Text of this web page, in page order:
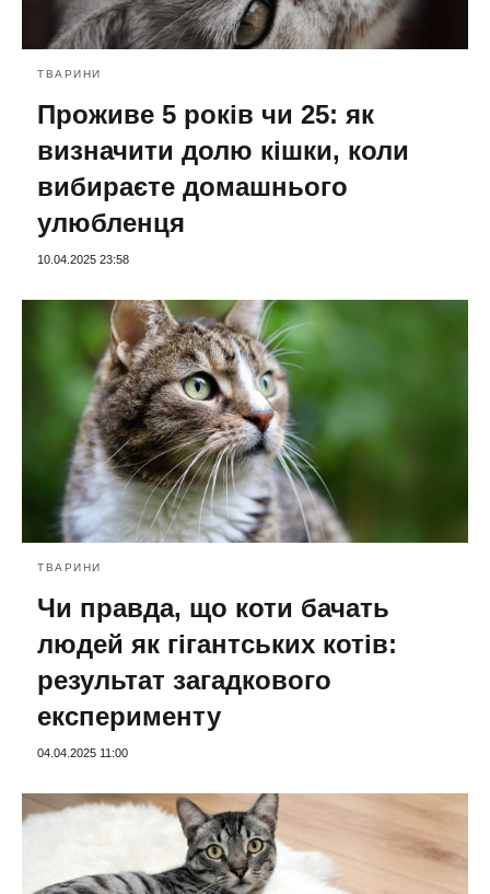
ТВАРИНИ
Проживе 5 років чи 25: як
визначити долю кішки, коли
вибираєте домашнього
улюбленця
10.04.2025 23:58
ТВАРИНИ
Чи правда, що коти бачать
людей як гігантських котів:
результат загадкового
експерименту
04.04.2025 11:00